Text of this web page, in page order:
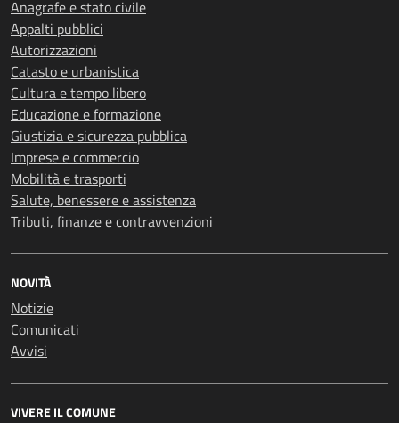
Anagrafe e stato civile
Appalti pubblici
Autorizzazioni
Catasto e urbanistica
Cultura e tempo libero
Educazione e formazione
Giustizia e sicurezza pubblica
Imprese e commercio
Mobilità e trasporti
Salute, benessere e assistenza
Tributi, finanze e contravvenzioni
NOVITÀ
Notizie
Comunicati
Avvisi
VIVERE IL COMUNE